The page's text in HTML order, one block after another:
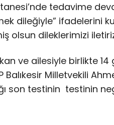
tedavime
dileğiyle” ifadelerini
olsun dileklerimizi
ve ailesiyle birlikte 14
Milletvekili Ahmet
son testinin testinin